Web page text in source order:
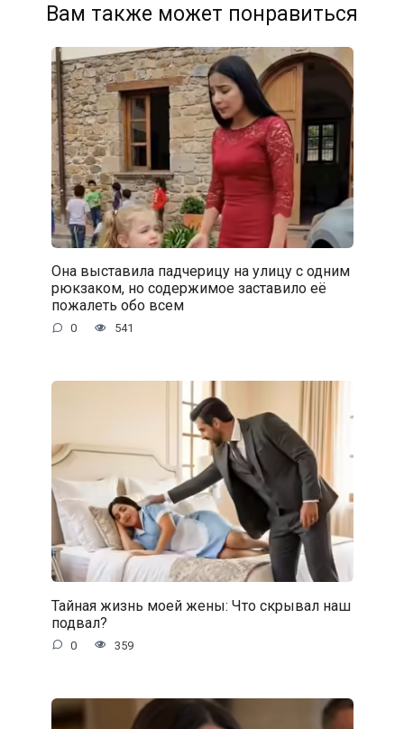
Вам также может понравиться
Она выставила падчерицу на улицу с одним
рюкзаком, но содержимое заставило её
пожалеть обо всем
0 541
Тайная жизнь моей жены: Что скрывал наш
подвал?
0 359